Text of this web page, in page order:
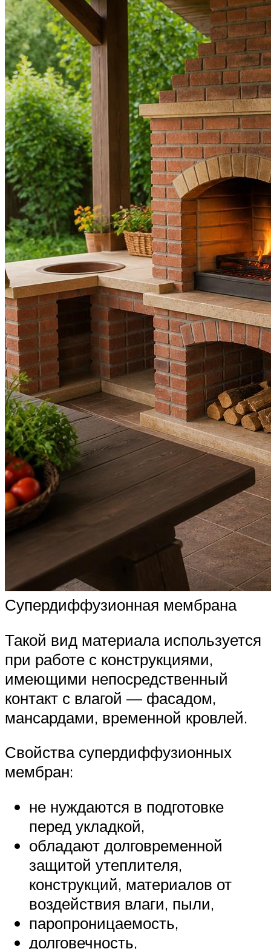
Супердиффузионная мембрана
Такой вид материала используется
при работе с конструкциями,
имеющими непосредственный
контакт с влагой — фасадом,
мансардами, временной кровлей.
Свойства супердиффузионных
мембран:
не нуждаются в подготовке
перед укладкой,
обладают долговременной
защитой утеплителя,
конструкций, материалов от
воздействия влаги, пыли,
паропроницаемость,
долговечность,